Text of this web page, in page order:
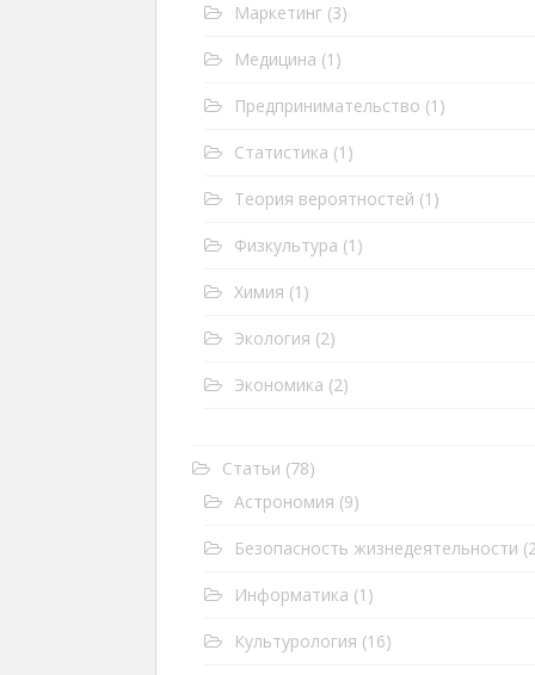
Маркетинг (3)
Медицина (1)
Предпринимательство (1)
Статистика (1)
Теория вероятностей (1)
Физкультура (1)
Химия (1)
Экология (2)
Экономика (2)
Статьи (78)
Астрономия (9)
Безопасность жизнедеятельности
Информатика (1)
Культурология (16)